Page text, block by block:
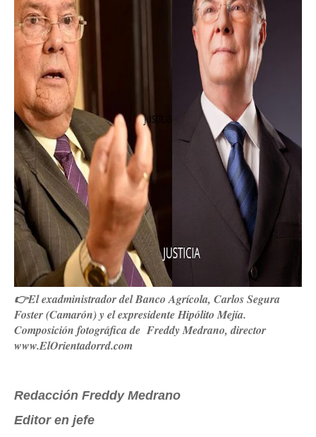
👉El exadministrador del Banco Agrícola, Carlos Segura
Foster (Camarón) y el expresidente Hipólito Mejía.
Composición fotográfica de Freddy Medrano, director
www.ElOrientadorrd.com
Redacción Freddy Medrano
Editor en jefe